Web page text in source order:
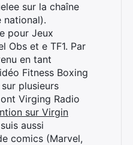
sur la chaîne
national).
pour Jeux
Obs et e TF1. Par
en tant
Fitness Boxing
plusieurs
Virging Radio
sur Virgin
aussi
comics (Marvel,